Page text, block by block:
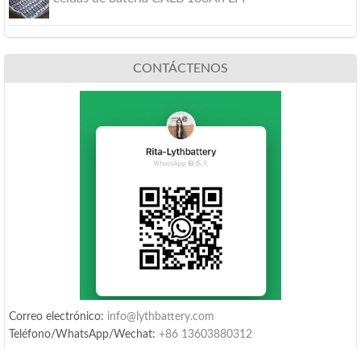
CONTÁCTENOS
Correo electrónico: info@lythbattery.com
Teléfono/WhatsApp/Wechat: +86 13603880312